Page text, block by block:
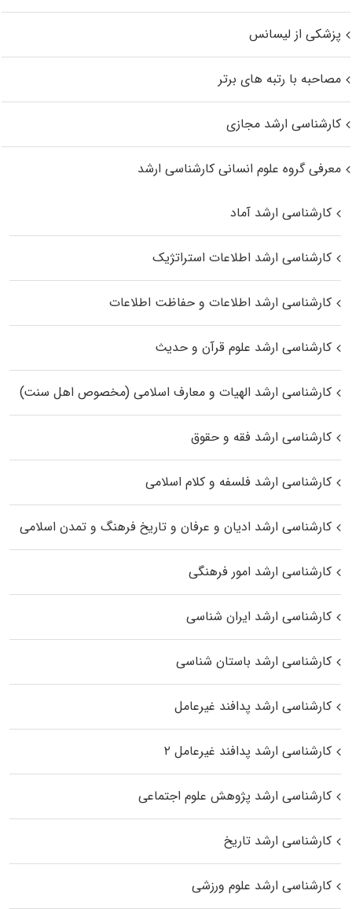
پزشکی از لیسانس
مصاحبه با رتبه های برتر
کارشناسی ارشد مجازی
معرفی گروه علوم انسانی کارشناسی ارشد
کارشناسی ارشد آماد
کارشناسی ارشد اطلاعات استراتژیک
کارشناسی ارشد اطلاعات و حفاظت اطلاعات
کارشناسی ارشد علوم قرآن و حدیث
کارشناسی ارشد الهیات و معارف اسلامی (مخصوص اهل سنت)
کارشناسی ارشد فقه و حقوق
کارشناسی ارشد فلسفه و کلام اسلامی
کارشناسی ارشد ادیان و عرفان و تاریخ فرهنگ و تمدن اسلامی
کارشناسی ارشد امور فرهنگی
کارشناسی ارشد ایران شناسی
کارشناسی ارشد باستان شناسی
کارشناسی ارشد پدافند غیرعامل
کارشناسی ارشد پدافند غیرعامل ۲
کارشناسی ارشد پژوهش علوم اجتماعی
کارشناسی ارشد تاریخ
کارشناسی ارشد علوم ورزشی